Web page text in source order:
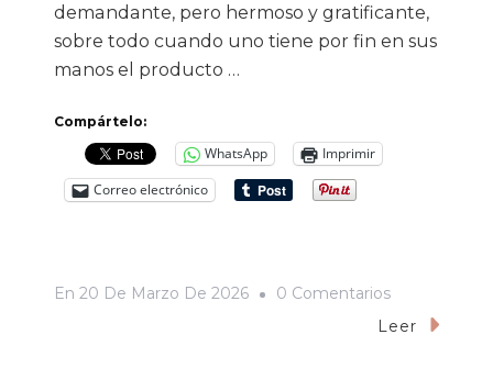
demandante, pero hermoso y gratificante,
sobre todo cuando uno tiene por fin en sus
manos el producto …
Compártelo:
WhatsApp
Imprimir
Correo electrónico
En 20 De Marzo De 2026 0 ComentariosEn
Iván
Leer